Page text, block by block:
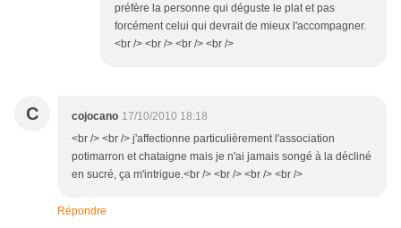
préfère la personne qui déguste le plat et pas
forcément celui qui devrait de mieux l'accompagner.
<br /> <br /> <br /> <br />
C cojocano 17/10/2010 18:18
<br /> <br /> j'affectionne particulièrement l'association
potimarron et chataigne mais je n'ai jamais songé à la décliné
en sucré, ça m'intrigue.<br /> <br /> <br /> <br />
Répondre